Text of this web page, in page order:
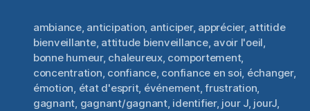
ambiance, anticipation, anticiper, apprécier, attitide
bienveillante, attitude bienveillance, avoir l'oeil,
bonne humeur, chaleureux, comportement,
concentration, confiance, confiance en soi, échanger,
émotion, état d'esprit, événement,frustration,
gagnant, gagnant/gagnant, identifier, jour J, jourJ,